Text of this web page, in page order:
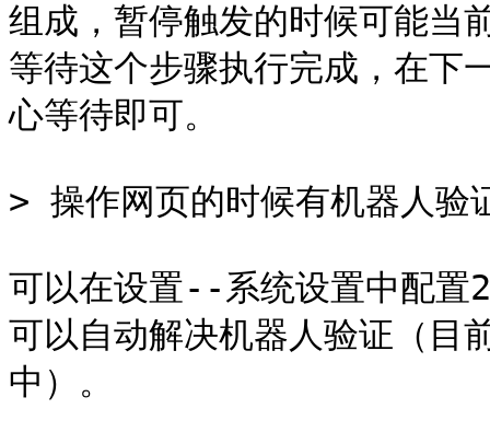
组成，暂停触发的时候可能当
等待这个步骤执行完成，在下
心等待即可。
> 操作网页的时候有机器人验
可以在设置--系统设置中配
可以自动解决机器人验证（
中）。